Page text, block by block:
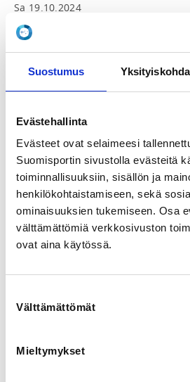
Suostumus
Evästehallinta
Evästeet ovat selaimeesi
Suomisportin sivustolla evästeitä
toiminnallisuuksiin, sisällön ja
henkilökohtaistamiseen, sekä
ominaisuuksien tukemiseen. Osa
välttämättömiä verkkosivuston
ovat aina käytössä.
valinta
Välttämättömät
Mieltymykset
Sa 19.10.2024
Mäntsälä, Suomi
View map
Mäntsälä
Keilailu
REGISTRATION PERIOD
Osallistumismaksu 30,00 € -